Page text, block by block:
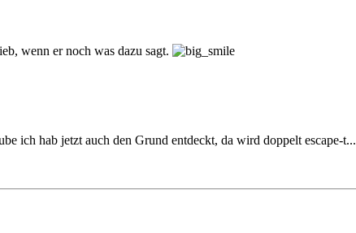
wenn er noch was dazu sagt.
ich hab jetzt auch den Grund entdeckt, da wird doppelt escape-t...